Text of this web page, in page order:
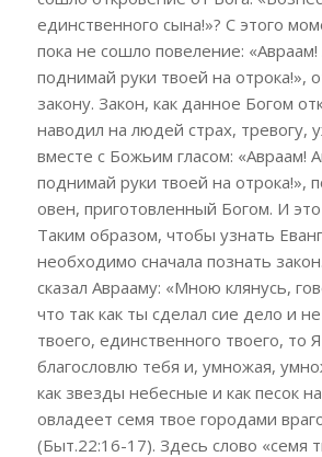
единственного сына!»? С этого
пока не сошло повеление:
поднимай руки твоей на отрока!»,
закону. Закон, как данное Богом
наводил на людей страх, тревогу,
вместе с Божьим гласом: «Авраам!
поднимай руки твоей на отрока!»,
овен, приготовленный Богом. И
Таким образом, чтобы узнать
необходимо сначала познать закон.
сказал Аврааму: «Мною клянусь,
что так как ты сделал сие дело и
твоего, единственного твоего, то
благословлю тебя и, умножая,
как звезды небесные и как песок
овладеет семя твое городами
(Быт.22:16-17). Здесь слово «семя